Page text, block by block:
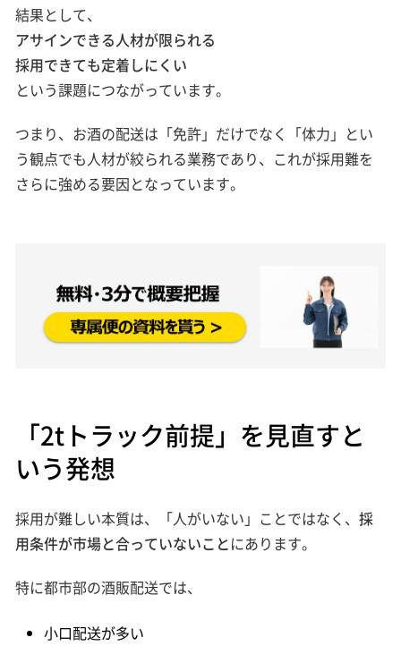
結果として、
アサインできる人材が限られる
採用できても定着しにくい
という課題につながっています。
つまり、お酒の配送は「免許」だけでなく「体力」とい
う観点でも人材が絞られる業務であり、これが採用難を
さらに強める要因となっています。
「2tトラック前提」を見直すと
いう発想
採用が難しい本質は、「人がいない」ことではなく、 採
用条件が市場と合っていないことにあります。
特に都市部の酒販配送では、
小口配送が多い